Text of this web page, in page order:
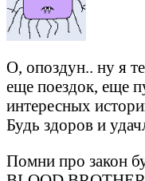
О, опоздун.. ну я
еще поездок, еще
интересных
Будь здоров и
Помни про закон